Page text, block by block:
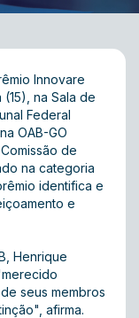
Innovare
na Sala de
Federal
OAB-GO
de
na categoria
identifica e
e
Henrique
seus membros
afirma.